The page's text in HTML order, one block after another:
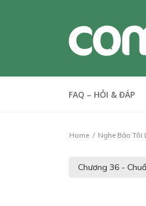
FAQ – HỎI & ĐÁP
Home Nghe Bảo Tôi